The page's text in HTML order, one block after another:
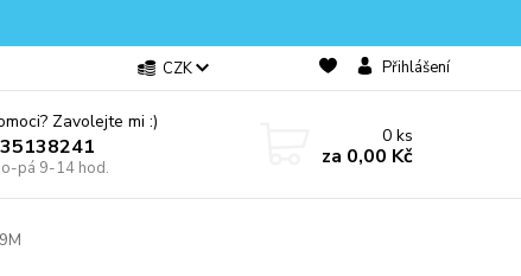
CZK Přihlášení
Zavolejte mi :)
pá 9-14 hod.
0ks
za 0,00 Kč